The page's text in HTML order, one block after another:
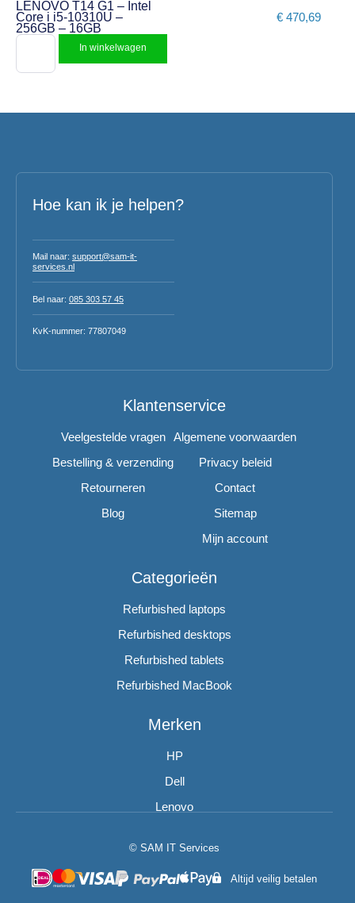
LENOVO T14 G1 – Intel
Core i i5-10310U –
256GB – 16GB
€ 470,69
In winkelwagen
Hoe kan ik je helpen?
Mail naar: support@sam-it-
services.nl
Bel naar: 085 303 57 45
KvK-nummer: 77807049
Klantenservice
Veelgestelde vragen
Bestelling & verzending
Retourneren
Blog
Algemene voorwaarden
Privacy beleid
Contact
Sitemap
Mijn account
Categorieën
Refurbished laptops
Refurbished desktops
Refurbished tablets
Refurbished MacBook
Merken
HP
Dell
Lenovo
© SAM IT Services
Altijd veilig betalen